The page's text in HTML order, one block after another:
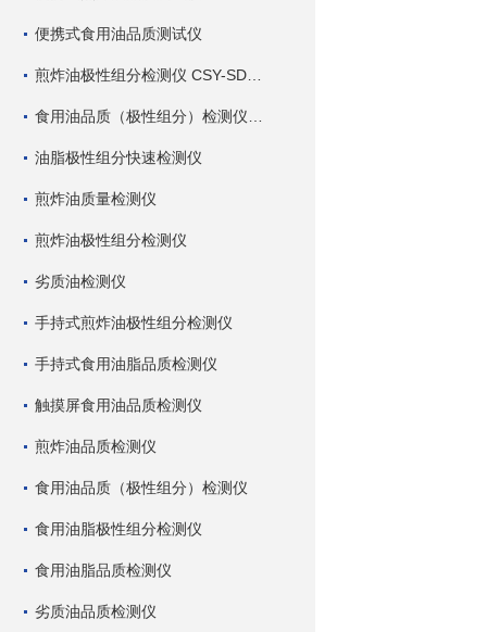
便携式食用油品质测试仪
油脂极性组分快速检测仪
煎炸油质量检测仪
煎炸油极性组分检测仪
劣质油检测仪
手持式煎炸油极性组分检测仪
手持式食用油脂品质检测仪
触摸屏食用油品质检测仪
煎炸油品质检测仪
食用油品质（极性组分）检测仪
食用油脂极性组分检测仪
食用油脂品质检测仪
劣质油品质检测仪